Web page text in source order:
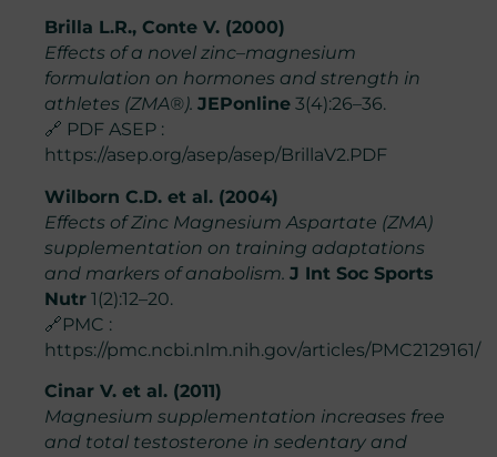
Brilla L.R., Conte V. (2000)
Effects of a novel zinc–magnesium
formulation on hormones and strength in
athletes (ZMA®). JEPonline 3(4):26–36.
🔗 PDF ASEP :
https://asep.org/asep/asep/BrillaV2.PDF
Wilborn C.D. et al. (2004)
Effects of Zinc Magnesium Aspartate (ZMA)
supplementation on training adaptations
and markers of anabolism. J Int Soc Sports
Nutr 1(2):12–20.
🔗PMC :
https://pmc.ncbi.nlm.nih.gov/articles/PMC2129161/
Cinar V. et al. (2011)
Magnesium supplementation increases free
and total testosterone in sedentary and